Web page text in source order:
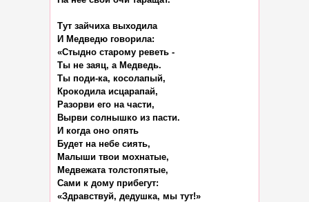
Тут зайчиха выходила
И Медведю говорила:
«Стыдно старому реветь -
Ты не заяц, а Медведь.
Ты поди-ка, косолапый,
Крокодила исцарапай,
Разорви его на части,
Вырви солнышко из пасти.
И когда оно опять
Будет на небе сиять,
Малыши твои мохнатые,
Медвежата толстопятые,
Сами к дому прибегут:
«Здравствуй, дедушка, мы тут!»